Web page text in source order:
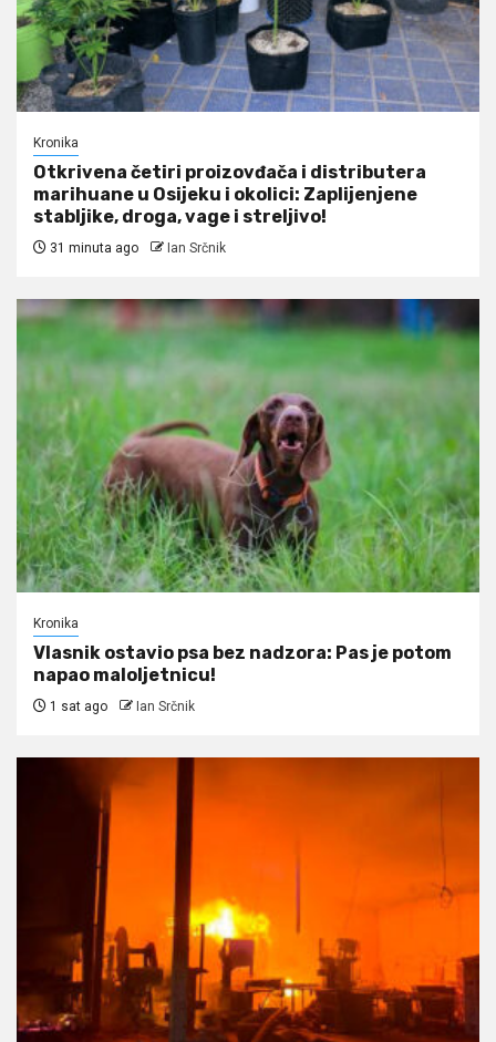
Kronika
Otkrivena četiri proizovđača i distributera
marihuane u Osijeku i okolici: Zaplijenjene
stabljike, droga, vage i streljivo!
31 minuta ago Ian Srčnik
Kronika
Vlasnik ostavio psa bez nadzora: Pas je potom
napao maloljetnicu!
1 sat ago Ian Srčnik